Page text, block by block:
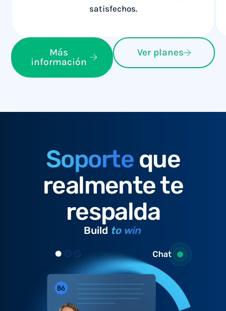
satisfechos.
Más
información
Ver planes
Soporte que
realmente te
respalda
Build to win